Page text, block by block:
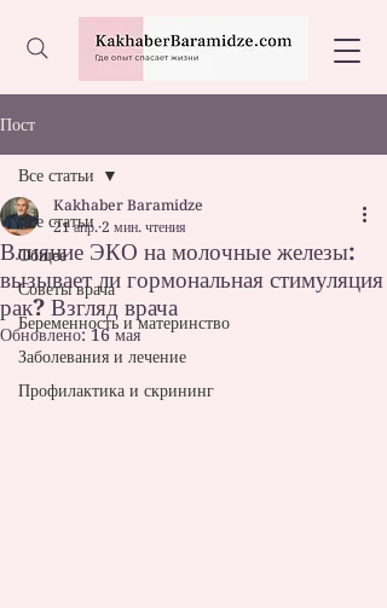
Пост
Все статьи
Общее
Советы врача
Беременность и материнство
Заболевания и лечение
Профилактика и скрининг
Все статьи
Влияние ЭКО на молочные железы:
вызывает ли гормональная стимуляция
рак? Взгляд врача
Kakhaber Baramidze
21 апр.2 мин. чтения
Обновлено:16 мая